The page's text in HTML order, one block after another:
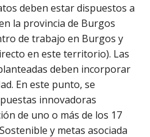
deben estar dispuestos a
la provincia de Burgos
de trabajo en Burgos y
en este territorio). Las
deben incorporar
En este punto, se
innovadoras
de uno o más de los 17
y metas asociada